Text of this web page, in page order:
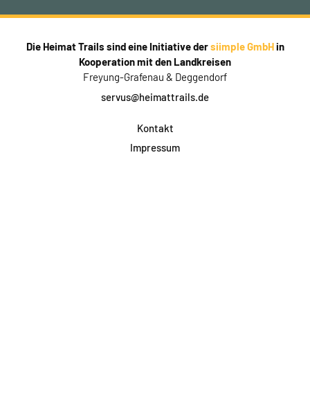
Die Heimat Trails sind eine Initiative dersiimple GmbHin
Kooperation mit den Landkreisen
Freyung-Grafenau & Deggendorf
servus@heimattrails.de
Kontakt
Impressum